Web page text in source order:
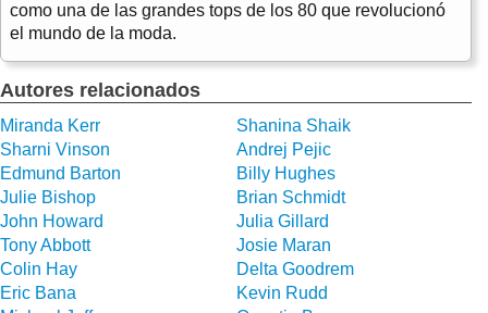
como una de las grandes tops de los 80 que revolucionó
el mundo de la moda.
Autores relacionados
Miranda Kerr
Shanina Shaik
Sharni Vinson
Andrej Pejic
Edmund Barton
Billy Hughes
Julie Bishop
Brian Schmidt
John Howard
Julia Gillard
Tony Abbott
Josie Maran
Colin Hay
Delta Goodrem
Eric Bana
Kevin Rudd